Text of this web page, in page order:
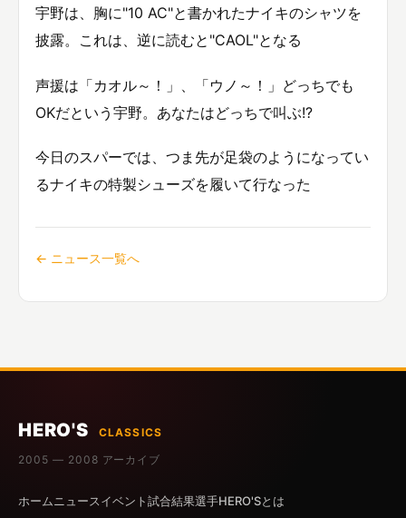
宇野は、胸に"10 AC"と書かれたナイキのシャツを
披露。これは、逆に読むと"CAOL"となる
声援は「カオル～！」、「ウノ～！」どっちでも
OKだという宇野。あなたはどっちで叫ぶ!?
今日のスパーでは、つま先が足袋のようになってい
るナイキの特製シューズを履いて行なった
← ニュース一覧へ
HERO'S
CLASSICS
2005 — 2008 アーカイブ
ホームニュースイベント試合結果選手HERO'Sとは